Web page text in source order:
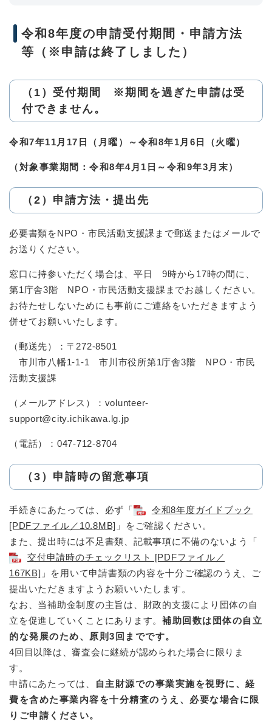
令和8年度の申請受付期間・申請方法
等（※申請は終了しました）
（1）受付期間 ※期間を過ぎた申請は受
付できません。
令和7年11月17日（月曜）～令和8年1月6日（火曜）
（対象事業期間：令和8年4月1日～令和9年3月末）
（2）申請方法・提出先
必要書類をNPO・市民活動支援課まで郵送またはメールで
お送りください。
窓口に持参いただく場合は、平日 9時から17時の間に、
第1庁舎3階 NPO・市民活動支援課までお越しください。
お待たせしないためにも事前にご連絡をいただきますよう
併せてお願いいたします。
（郵送先）：〒272-8501
市川市八幡1-1-1 市川市役所第1庁舎3階 NPO・市民
活動支援課
（メールアドレス）：volunteer-
support@city.ichikawa.lg.jp
（電話）：047-712-8704
（3）申請時の留意事項
手続きにあたっては、必ず「
令和8年度ガイドブック
[PDFファイル／10.8MB] 」をご確認ください。
また、提出時には不足書類、記載事項に不備のないよう「
交付申請時のチェックリスト [PDFファイル／
167KB] 」を用いて申請書類の内容を十分ご確認のうえ、ご
提出いただきますようお願いいたします。
なお、当補助金制度の主旨は、財政的支援により団体の自
立を促進していくことにあります。 補助回数は団体の自立
的な発展のため、原則3回までです。
4回目以降は、審査会に継続が認められた場合に限りま
す。
申請にあたっては、
自主財源での事業実施を視野に、経
費を含めた事業内容を十分精査のうえ、必要な場合に限
りご申請ください。